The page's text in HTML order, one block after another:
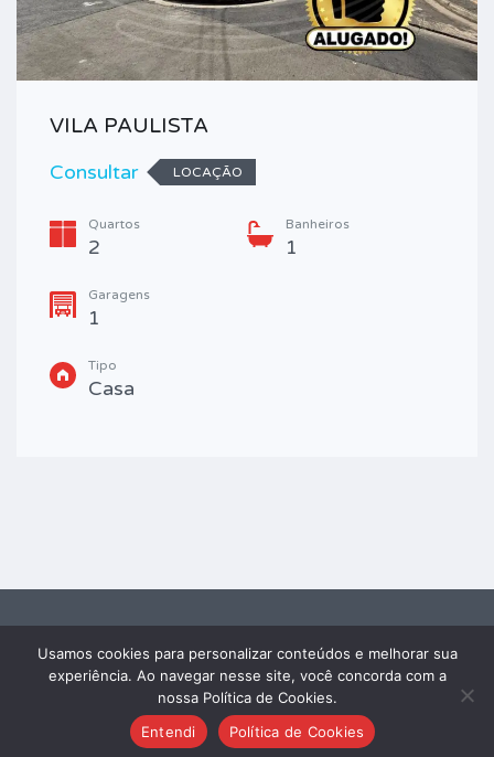
VILA PAULISTA
Consultar
LOCAÇÃO
Quartos
2
Banheiros
1
Garagens
1
Tipo
Casa
2026 FRAY IMÓVEIS® - TODOS OS DIREITOS RESERVADOS. Powered by
Edaweb
Usamos cookies para personalizar conteúdos e melhorar sua
experiência. Ao navegar nesse site, você concorda com a
nossa Política de Cookies.
Entendi
Política de Cookies